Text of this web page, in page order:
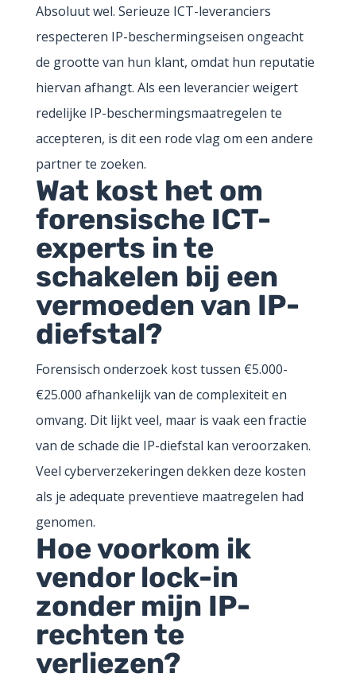
Absoluut wel. Serieuze ICT-leveranciers
respecteren IP-beschermingseisen ongeacht
de grootte van hun klant, omdat hun reputatie
hiervan afhangt. Als een leverancier weigert
redelijke IP-beschermingsmaatregelen te
accepteren, is dit een rode vlag om een andere
partner te zoeken.
Wat kost het om
forensische ICT-
experts in te
schakelen bij een
vermoeden van IP-
diefstal?
Forensisch onderzoek kost tussen €5.000-
€25.000 afhankelijk van de complexiteit en
omvang. Dit lijkt veel, maar is vaak een fractie
van de schade die IP-diefstal kan veroorzaken.
Veel cyberverzekeringen dekken deze kosten
als je adequate preventieve maatregelen had
genomen.
Hoe voorkom ik
vendor lock-in
zonder mijn IP-
rechten te
verliezen?